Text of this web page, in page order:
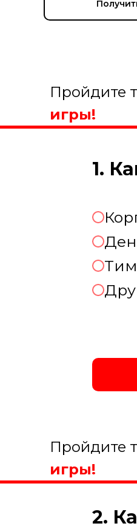
Пройдите
игры!
1.
Пройдите
игры!
2.